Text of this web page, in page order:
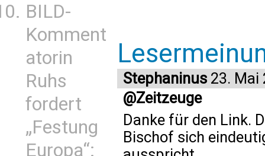
BILD-
Komment
atorin
Ruhs
fordert
„Festung
Europa“:
Stephaninus 23. Mai
@Zeitzeuge
Danke für den Link.
Bischof sich